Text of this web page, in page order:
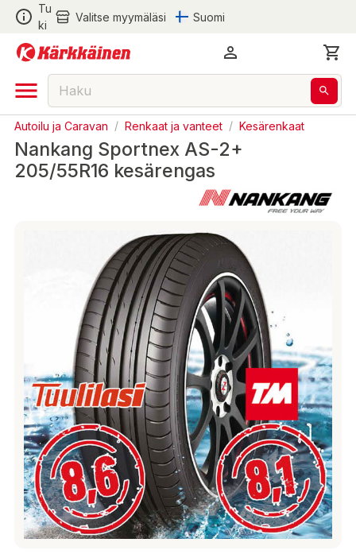
Tu
ki
Valitse myymäläsi Suomi
Autoilu ja Caravan / Renkaat ja vanteet / Kesärenkaat
Nankang Sportnex AS-2+
205/55R16 kesärengas